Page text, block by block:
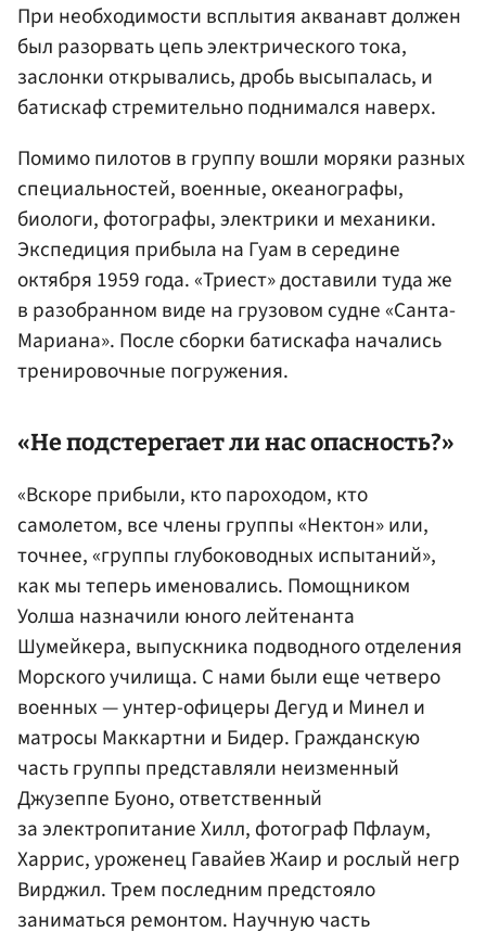
При необходимости всплытия акванавт должен
был разорвать цепь электрического тока,
заслонки открывались, дробь высыпалась, и
батискаф стремительно поднимался наверх.
Помимо пилотов в группу вошли моряки разных
специальностей, военные, океанографы,
биологи, фотографы, электрики и механики.
Экспедиция прибыла на Гуам в середине
октября 1959 года. «Триест» доставили туда же
в разобранном виде на грузовом судне «Санта-
Мариана». После сборки батискафа начались
тренировочные погружения.
«Не подстерегает ли нас опасность?»
«Вскоре прибыли, кто пароходом, кто
самолетом, все члены группы «Нектон» или,
точнее, «группы глубоководных испытаний»,
как мы теперь именовались. Помощником
Уолша назначили юного лейтенанта
Шумейкера, выпускника подводного отделения
Морского училища. С нами были еще четверо
военных — унтер-офицеры Дегуд и Минел и
матросы Маккартни и Бидер. Гражданскую
часть группы представляли неизменный
Джузеппе Буоно, ответственный
за электропитание Хилл, фотограф Пфлаум,
Харрис, уроженец Гавайев Жаир и рослый негр
Вирджил. Трем последним предстояло
заниматься ремонтом. Научную часть